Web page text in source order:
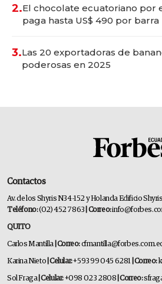
2.El chocolate ecuatoriano por
paga hasta US$ 490 por barra
3.Las 20 exportadoras de
poderosas en 2025
Contactos
Av. de los Shyris N34-152 y Holanda Edificio
Teléfono:(02) 452 7863 | Correo:
QUITO
Carlos Mantilla | Correo:
Karina Nieto | Celular:+593 99 045 6281 | Correo:
Sol Fraga | Celular:+098 023 2808 | Correo: